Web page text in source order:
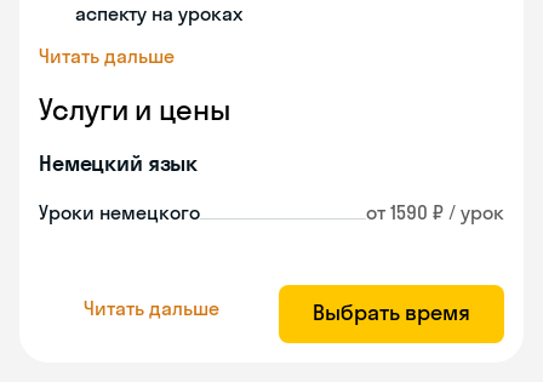
аспекту на уроках
Читать дальше
Услуги и цены
Немецкий язык
Уроки немецкого от 1590 ₽ / урок
Читать дальше Выбрать время